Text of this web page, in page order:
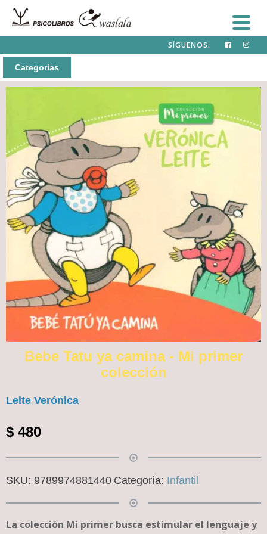
SÍGUENOS:
Categorías
Bebe Tatu ya camina - Mi primer
colección
Leite Verónica
$ 480
SKU: 9789974881440 Categoría: Infantil
La colección Mi primer busca estimular el lenguaje y